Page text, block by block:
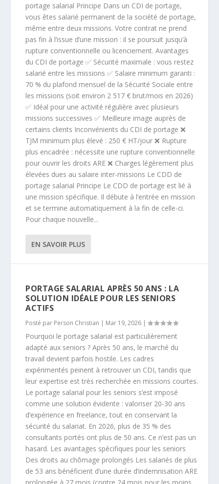
portage salarial Principe Dans un CDI de portage,
vous êtes salarié permanent de la société de portage,
même entre deux missions. Votre contrat ne prend
pas fin à l’issue d’une mission : il se poursuit jusqu’à
rupture conventionnelle ou licenciement. Avantages
du CDI de portage ✅ Sécurité maximale : vous restez
salarié entre les missions ✅ Salaire minimum garanti :
70 % du plafond mensuel de la Sécurité Sociale entre
les missions (soit environ 2 517 € brut/mois en 2026)
✅ Idéal pour une activité régulière avec plusieurs
missions successives ✅ Meilleure image auprès de
certains clients Inconvénients du CDI de portage ❌
TJM minimum plus élevé : 250 € HT/jour ❌ Rupture
plus encadrée : nécessite une rupture conventionnelle
pour ouvrir les droits ARE ❌ Charges légèrement plus
élevées dues au salaire inter-missions Le CDD de
portage salarial Principe Le CDD de portage est lié à
une mission spécifique. Il débute à l’entrée en mission
et se termine automatiquement à la fin de celle-ci.
Pour chaque nouvelle...
EN SAVOIR PLUS
PORTAGE SALARIAL APRÈS 50 ANS : LA
SOLUTION IDÉALE POUR LES SENIORS
ACTIFS
Posté par Person Christian | Mar 19, 2026 |
Pourquoi le portage salarial est particulièrement
adapté aux seniors ? Après 50 ans, le marché du
travail devient parfois hostile. Les cadres
expérimentés peinent à retrouver un CDI, tandis que
leur expertise est très recherchée en missions courtes.
Le portage salarial pour les seniors s’est imposé
comme une solution évidente : valoriser 20-30 ans
d’expérience en freelance, tout en conservant la
sécurité du salariat. En 2026, plus de 35 % des
consultants portés ont plus de 50 ans. Ce n’est pas un
hasard. Les avantages spécifiques pour les seniors
Des droits au chômage prolongés Les salariés de plus
de 53 ans bénéficient d’une durée d’indemnisation ARE